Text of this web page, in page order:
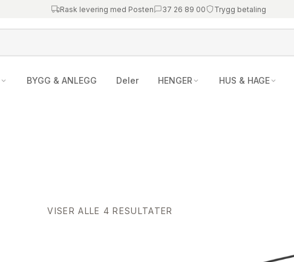
Rask levering med Posten 37 26 89 00 Trygg betaling
BYGG & ANLEGG Deler HENGER HUS & HAGE
VISER ALLE 4 RESULTATER